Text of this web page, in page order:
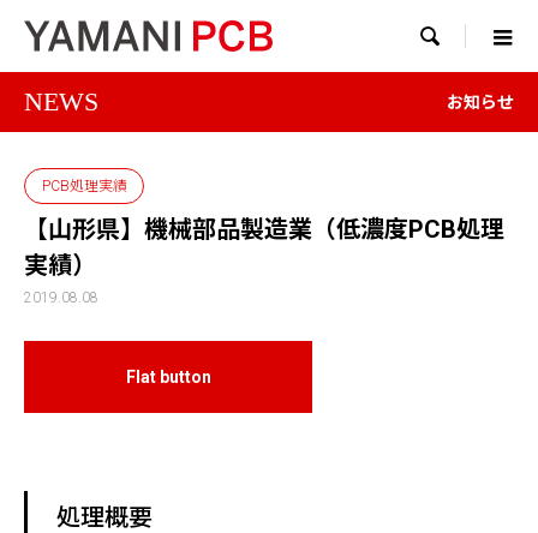

NEWS お知らせ
PCB処理実績
【山形県】機械部品製造業（低濃度PCB処理
実績）
2019.08.08
Flat button
処理概要